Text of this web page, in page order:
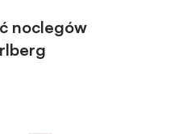
noclegów